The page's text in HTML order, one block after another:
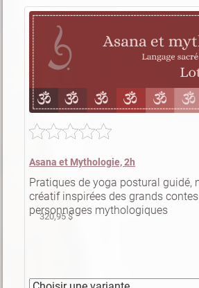
Asana et Mythologie, 2h
Pratiques de yoga postural guidé,
créatif inspirées des grands
personnages mythologiques
320,95 $